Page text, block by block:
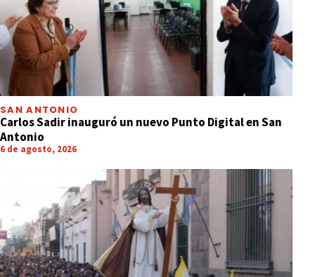
SAN ANTONIO
Carlos Sadir inauguró un nuevo Punto Digital en San
Antonio
6 de agosto, 2026